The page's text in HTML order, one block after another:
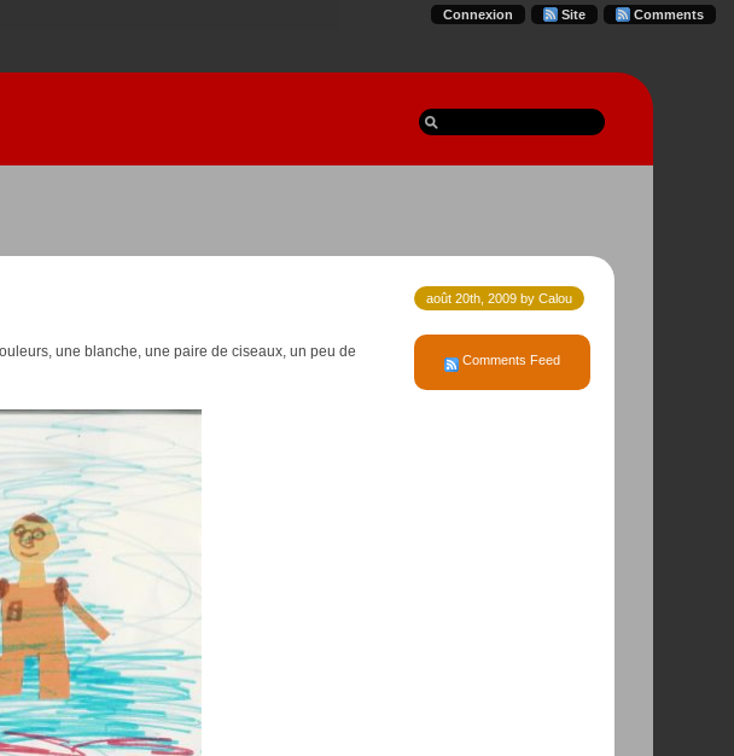
Comments
Site
Connexion
août 20th, 2009 by Calou
Comments Feed
une blanche, une paire de ciseaux, un peu de